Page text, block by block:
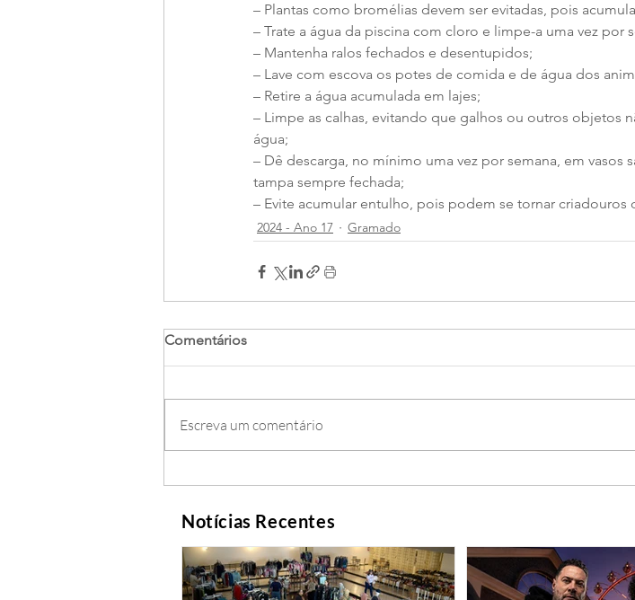
– Plantas como bromélias devem ser evitadas, pois
– Trate a água da piscina com cloro e limpe-a uma vez por
– Mantenha ralos fechados e desentupidos;
– Lave com escova os potes de comida e de água dos
– Retire a água acumulada em lajes;
– Limpe as calhas, evitando que galhos ou outros objetos
água;
– Dê descarga, no mínimo uma vez por semana, em vasos
tampa sempre fechada;
– Evite acumular entulho, pois podem se tornar criadouros
2024 - Ano 17 Gramado
Comentários
Escreva um comentário
Notícias Recentes